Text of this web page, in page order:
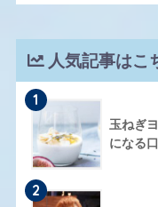
人気記事はこ
1
玉ねぎ
になる
2